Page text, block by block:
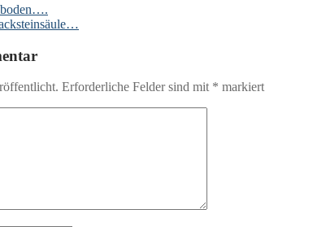
Erforderliche Felder sind mit * markiert